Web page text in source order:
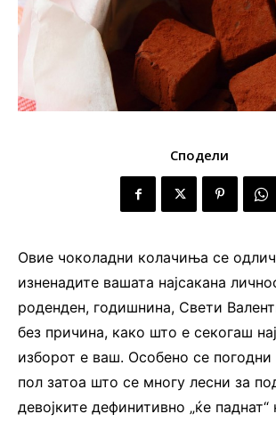
Сподели
Овие чоколадни колачиња се
изненадите вашата најсакана
роденден, годишнина, Свети
без причина, како што е секогаш
изборот е ваш. Особено се погодни
пол затоа што се многу лесни за
девојките дефинитивно „ќе паднат“